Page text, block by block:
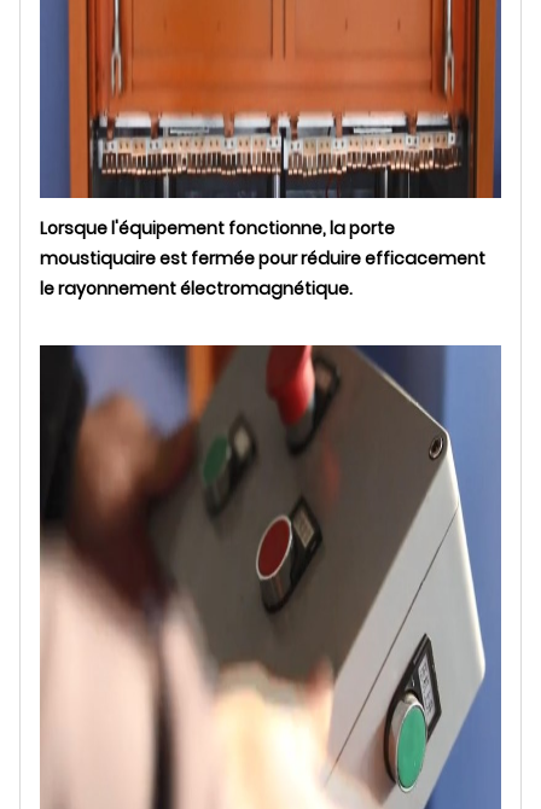
Lorsque l'équipement fonctionne, la porte
moustiquaire est fermée pour réduire efficacement
le rayonnement électromagnétique.